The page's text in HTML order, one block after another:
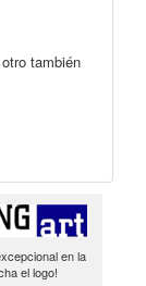
también
en la
el logo!